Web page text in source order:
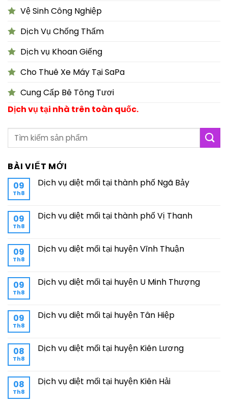
Vệ Sinh Công Nghiệp
Dịch Vụ Chống Thấm
Dịch vụ Khoan Giếng
Cho Thuê Xe Máy Tại SaPa
Cung Cấp Bê Tông Tươi
Dịch vụ tại nhà trên toàn quốc.
BÀI VIẾT MỚI
09
Th8
Dịch vụ diệt mối tại thành phố Ngã Bảy
09
Th8
Dịch vụ diệt mối tại thành phố Vị Thanh
09
Th8
Dịch vụ diệt mối tại huyện Vĩnh Thuận
09
Th8
Dịch vụ diệt mối tại huyện U Minh Thượng
09
Th8
Dịch vụ diệt mối tại huyện Tân Hiệp
08
Th8
Dịch vụ diệt mối tại huyện Kiên Lương
08
Th8
Dịch vụ diệt mối tại huyện Kiên Hải